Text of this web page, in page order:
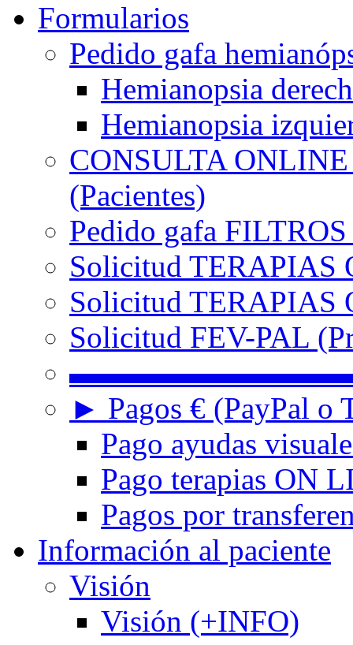
Formularios
Pedido gafa
Hemianopsia
Hemianopsia
CONSULTA
(Pacientes)
Pedido gafa
Solicitud TERAPIAS
Solicitud TERAPIAS
Solicitud FEV-PAL
► Pagos € (PayPal o
Pago ayudas
Pago terapias ON
Pagos por
Información al paciente
Visión
Visión (+INFO)